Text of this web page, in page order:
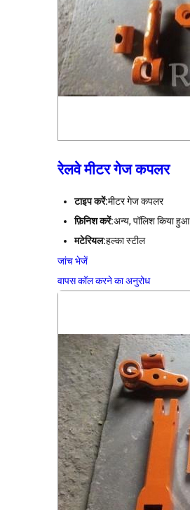
रेलवे मीटर गेज कपलर
टाइप करें:मीटर गेज कपलर
फ़िनिश करें:अन्य, पॉलिश किया हुआ
मटेरियल:हल्का स्टील
जांच भेजें
वापस कॉल करने का अनुरोध